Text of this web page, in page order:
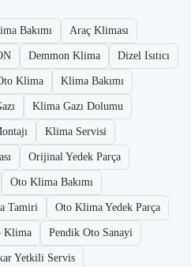
Bakımı Araç Kliması
Demmon Klima Dizel Isıtıcı
Klima Klima Bakımı
Klima Gazı Dolumu
Klima Servisi
Orijinal Yedek Parça
Oto Klima Bakımı
Tamiri Oto Klima Yedek Parça
Klima Pendik Oto Sanayi
Yetkili Servis